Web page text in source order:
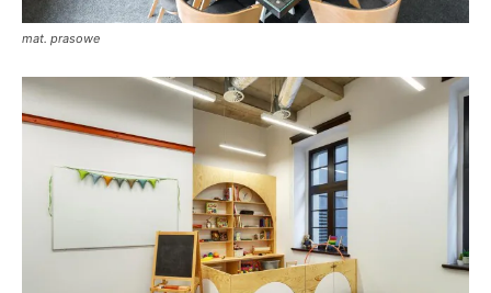
mat. prasowe